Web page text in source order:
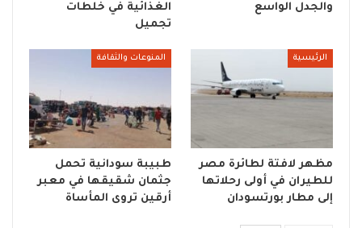
والجدل الواسع
الغذائية في خلطات
تجميل
الرئيسية
مظهر لافتة لطائرة مصر
للطيران في أولى رحلاتها
إلى مطار بورتسودان
المنوعات والثقافة
طبيبة سودانية تحمل
جثمان شقيقها في معبر
أرقين تروى المأساة